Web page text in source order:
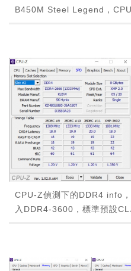
B450M Steel Legend，
CPU-Z偵測下的DDR4 info
入DDR4-3600，標準預設